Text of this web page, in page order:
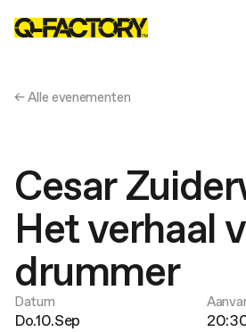
← Alle evenementen
Cesar
Het verhaal
drummer
Datum
Do.10.Sep